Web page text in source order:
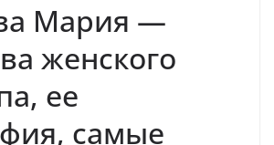
Мария —
женского
ее
самые